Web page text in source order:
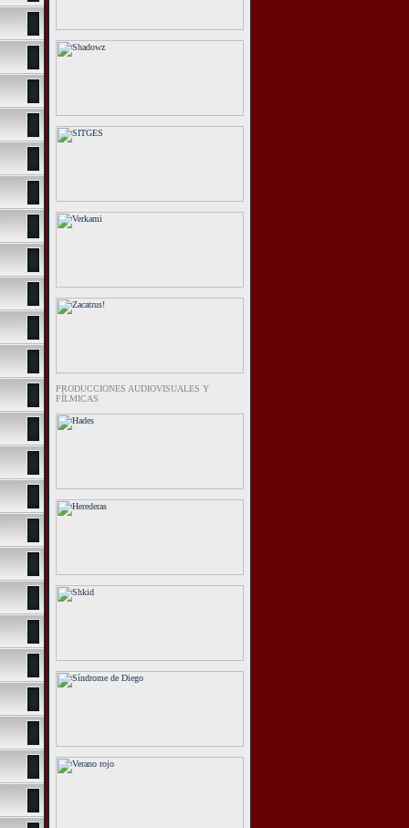
PRODUCCIONES AUDIOVISUALES Y
FÍLMICAS